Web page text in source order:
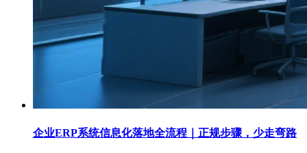
企业ERP系统信息化落地全流程｜正规步骤，少走弯路